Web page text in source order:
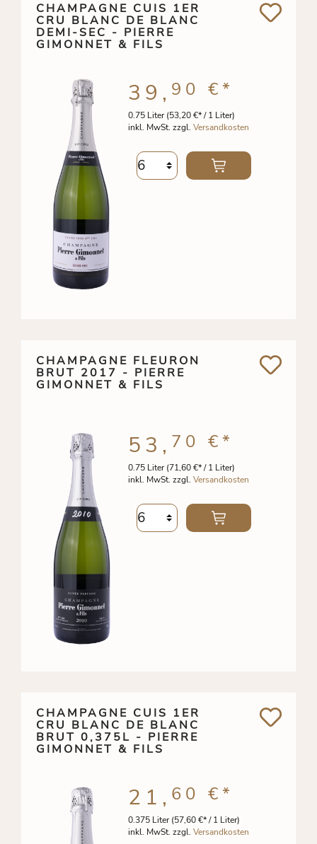
CHAMPAGNE CUIS 1ER
CRU BLANC DE BLANC
DEMI-SEC - PIERRE
GIMONNET & FILS
0.75 Liter(53,20 €* / 1 Liter)
inkl. MwSt. zzgl. Versandkosten
39, 90 €*
CHAMPAGNE FLEURON
BRUT 2017 - PIERRE
GIMONNET & FILS
0.75 Liter(71,60 €* / 1 Liter)
inkl. MwSt. zzgl. Versandkosten
53, 70 €*
CHAMPAGNE CUIS 1ER
CRU BLANC DE BLANC
BRUT 0,375L - PIERRE
GIMONNET & FILS
0.375 Liter(57,60 €* / 1 Liter)
inkl. MwSt. zzgl. Versandkosten
21, 60 €*